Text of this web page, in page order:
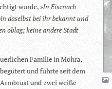
wurde,»In Eisen­ach
daselbst bei ihr bekannt und
oblag; keine andere Stadt
Fami­lie in Möhra,
und führte seit dem
und zwei weiße